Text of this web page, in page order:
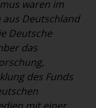
waren im
aus Deutschland
Deutsche
das
des Funds